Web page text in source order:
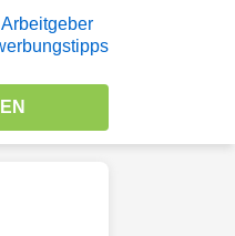
Arbeitgeber